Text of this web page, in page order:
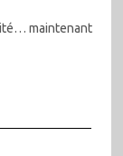
maintenant